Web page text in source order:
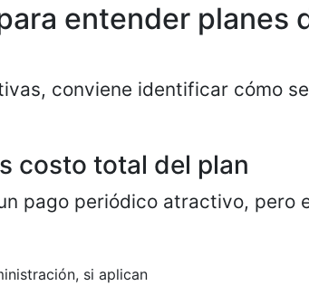
entender planes
conviene identificar cómo
costo total del plan
pago periódico atractivo, pero
si aplican